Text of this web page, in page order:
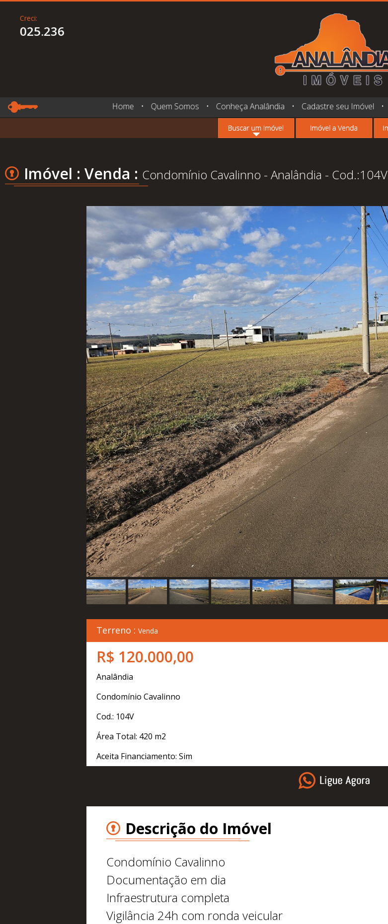
Creci:
025.236
Home • Quem Somos • Conheça Analândia • Cadastre seu Imóvel •
Imóvel : Venda : Condomínio Cavalinno - Analândia - Cod.:104V
Terreno : Venda
R$ 120.000,00
Analândia
Condomínio Cavalinno
Cod.: 104V
Área Total: 420 m2
Aceita Financiamento: Sim
Descrição do Imóvel
Condomínio Cavalinno
Documentação em dia
Infraestrutura completa
Vigilância 24h com ronda veicular